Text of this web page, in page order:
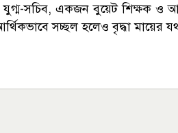
সচিব, একজন বুয়েট শিক্ষক ও
সচ্ছল হলেও বৃদ্ধা মায়ের